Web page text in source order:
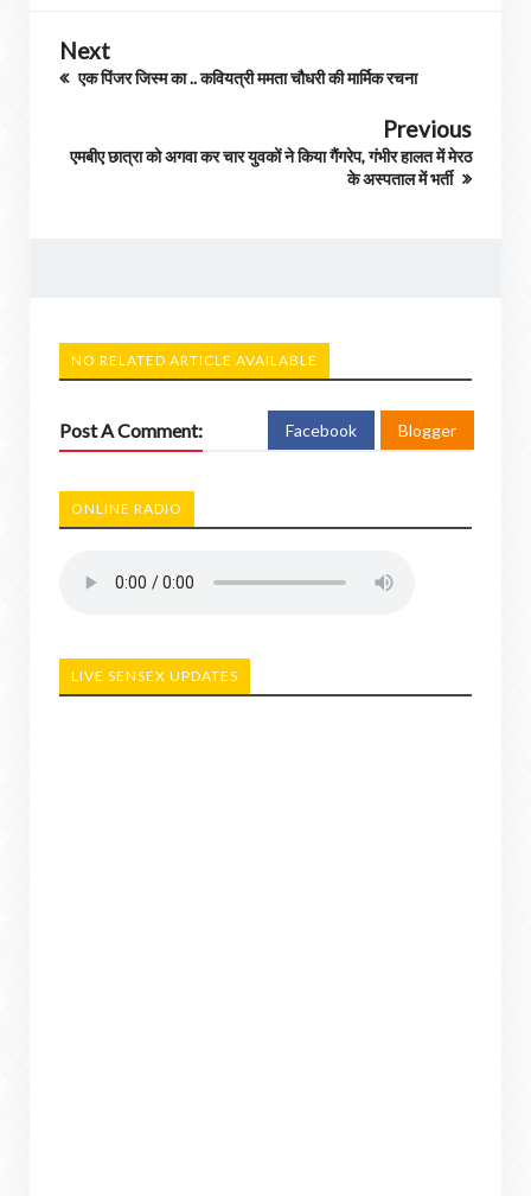
Next
एक पिंजर जिस्म का .. कवियत्री ममता चौधरी की मार्मिक रचना
Previous
एमबीए छात्रा को अगवा कर चार युवकों ने किया गैंगरेप, गंभीर हालत में मेरठ
के अस्पताल में भर्ती
NO RELATED ARTICLE AVAILABLE
Post A Comment: Facebook Blogger
ONLINE RADIO
LIVE SENSEX UPDATES